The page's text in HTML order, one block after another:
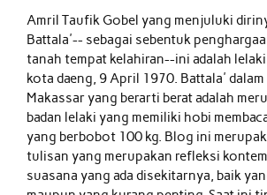
Amril Taufik Gobelyang menjuluki
Battala'-- sebagai sebentuk
tanah tempat kelahiran--ini adalah
kota daeng, 9 April 1970. Battala' dalam
Makassar yang berarti berat adalah
badan lelaki yang memiliki hobi
yang berbobot 100 kg. Blog ini
tulisan yang merupakan refleksi
suasana yang ada disekitarnya, baik